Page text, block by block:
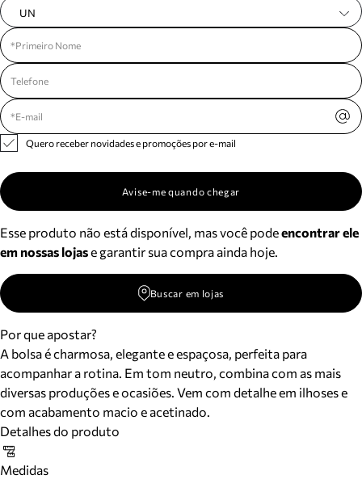
UN
Quero receber novidades e promoções por e-mail
Avise-me quando chegar
Esse produto não está disponível, mas você podeencontrar ele
em nossas lojase garantir sua compra ainda hoje.
Buscar em lojas
Por que apostar?
A bolsa é charmosa, elegante e espaçosa, perfeita para
acompanhar a rotina. Em tom neutro, combina com as mais
diversas produções e ocasiões. Vem com detalhe em ilhoses e
com acabamento macio e acetinado.
Detalhes do produto
Medidas